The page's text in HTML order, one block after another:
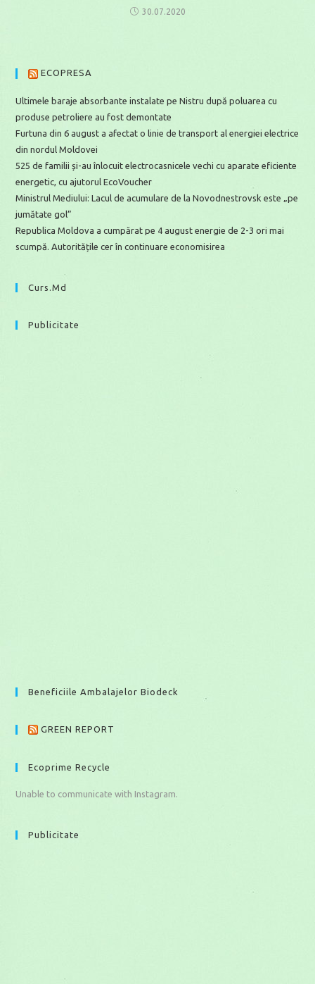
30.07.2020
ECOPRESA
Ultimele baraje absorbante instalate pe Nistru după poluarea cu
produse petroliere au fost demontate
Furtuna din 6 august a afectat o linie de transport al energiei electrice
din nordul Moldovei
525 de familii și-au înlocuit electrocasnicele vechi cu aparate eficiente
energetic, cu ajutorul EcoVoucher
Ministrul Mediului: Lacul de acumulare de la Novodnestrovsk este „pe
jumătate gol”
Republica Moldova a cumpărat pe 4 august energie de 2-3 ori mai
scumpă. Autoritățile cer în continuare economisirea
Curs.md
Publicitate
Beneficiile Ambalajelor Biodeck
GREEN REPORT
Ecoprime Recycle
Unable to communicate with Instagram.
Publicitate